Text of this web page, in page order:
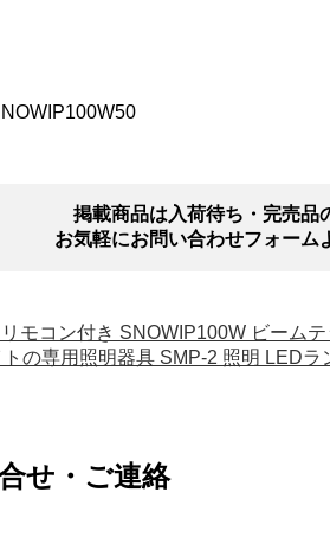
掲載商品は入荷待ち・完売品
お気軽にお問い合わせフォーム
モコン付き SNOWIP100W ビームテ
の専用照明器具 SMP-2 照明 LEDラ
せ・ご連絡